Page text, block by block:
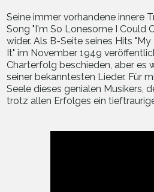
Seine immer vorhandene innere
Song "I'm So Lonesome I Could
wider. Als B-Seite seines Hits
It" im November 1949
Charterfolg beschieden, aber es
seiner bekanntesten Lieder. Für
Seele dieses genialen Musikers,
trotz allen Erfolges ein